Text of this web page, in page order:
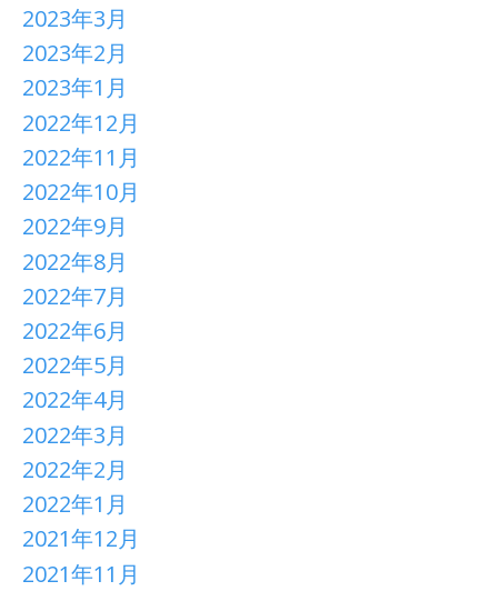
2023年3月
2023年2月
2023年1月
2022年12月
2022年11月
2022年10月
2022年9月
2022年8月
2022年7月
2022年6月
2022年5月
2022年4月
2022年3月
2022年2月
2022年1月
2021年12月
2021年11月